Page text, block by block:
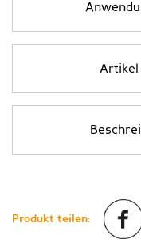
Artikel
Produkt teilen: